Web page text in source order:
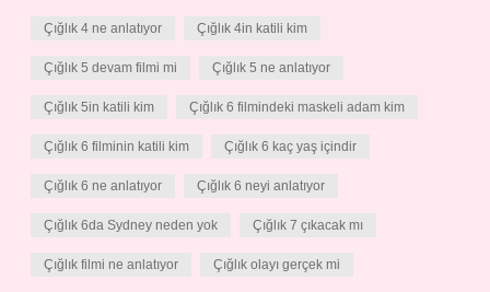
Çığlık 4 ne anlatıyor Çığlık 4in katili kim
Çığlık 5 devam filmi mi Çığlık 5 ne anlatıyor
Çığlık 5in katili kim Çığlık 6 filmindeki maskeli adam kim
Çığlık 6 filminin katili kim Çığlık 6 kaç yaş içindir
Çığlık 6 ne anlatıyor Çığlık 6 neyi anlatıyor
Çığlık 6da Sydney neden yok Çığlık 7 çıkacak mı
Çığlık filmi ne anlatıyor Çığlık olayı gerçek mi